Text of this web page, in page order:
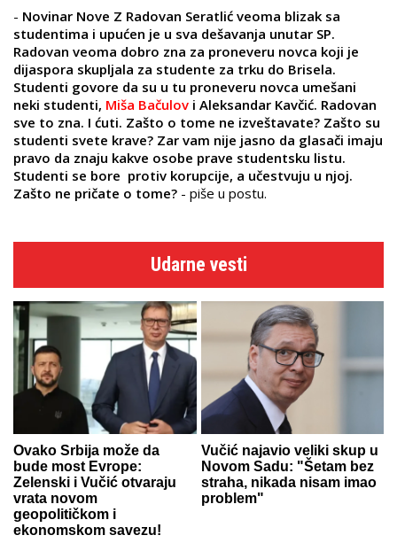
- Novinar Nove Z Radovan Seratlić veoma blizak sa
studentima i upućen je u sva dešavanja unutar SP.
Radovan veoma dobro zna za proneveru novca koji je
dijaspora skupljala za studente za trku do Brisela.
Studenti govore da su u tu proneveru novca umešani
neki studenti, Miša Bačulov i Aleksandar Kavčić. Radovan
sve to zna. I ćuti. Zašto o tome ne izveštavate? Zašto su
studenti svete krave? Zar vam nije jasno da glasači imaju
pravo da znaju kakve osobe prave studentsku listu.
Studenti se bore protiv korupcije, a učestvuju u njoj.
Zašto ne pričate o tome? - piše u postu.
Udarne vesti
Ovako Srbija može da
bude most Evrope:
Zelenski i Vučić otvaraju
vrata novom
geopolitičkom i
ekonomskom savezu!
Vučić najavio veliki skup u
Novom Sadu: "Šetam bez
straha, nikada nisam imao
problem"